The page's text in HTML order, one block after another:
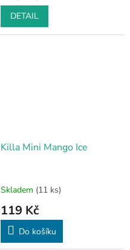
DETAIL
Killa Mini Mango Ice
Skladem (11 ks)
119 Kč
Do košíku